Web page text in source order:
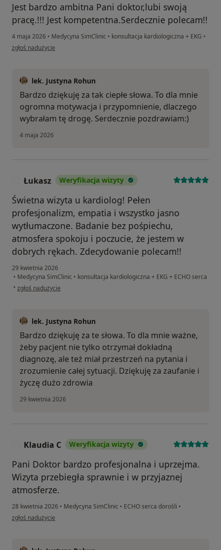
Jest bardzo ambitna Pani doktor,lubi swoją
pracę.!!! Jest kompetentna.Serdecznie polecam!!
4 maja 2026 • Medycyna SimClinic • konsultacja kardiologiczna + EKG •
w opinii użytkownika Wiktoria
zgłoś nadużycie
lek. Justyna Rohun
Bardzo dziękuję za tak ciepłe słowa. To dla mnie
ogromna motywacja i przypomnienie, dlaczego
wybrałam tę drogę. Serdecznie pozdrawiam:)
4 maja 2026
Łukasz Weryfikacja wizyty
Świetna wizyta u kardiolog! Pełen
profesjonalizm, empatia i wszystko jasno
wytłumaczone. Badanie bez pośpiechu,
atmosfera spokoju i poczucie, że jestem w
dobrych rękach. Zdecydowanie polecam!!
29 kwietnia 2026
• Medycyna SimClinic • konsultacja kardiologiczna + EKG + ECHO serca
• w opinii użytkownika Łukasz
zgłoś nadużycie
lek. Justyna Rohun
Bardzo dziękuję za te słowa. To dla mnie ważne,
żeby pacjent nie tylko otrzymał dokładną
diagnozę, ale też miał przestrzeń na pytania i
zrozumienie całej sytuacji. Dziękuję za zaufanie i
życzę dużo zdrowia
29 kwietnia 2026
Klaudia C Weryfikacja wizyty
Pani Doktor bardzo profesjonalna i uprzejma.
Wizyta przebiegła sprawnie i w przyjaznej
atmosferze.
28 kwietnia 2026 • Medycyna SimClinic • ECHO serca dorośli •
w opinii użytkownika Klaudia C
zgłoś nadużycie